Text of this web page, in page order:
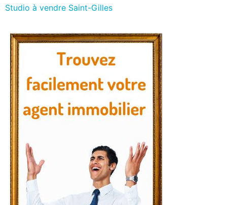
Studio à vendre Saint-Gilles